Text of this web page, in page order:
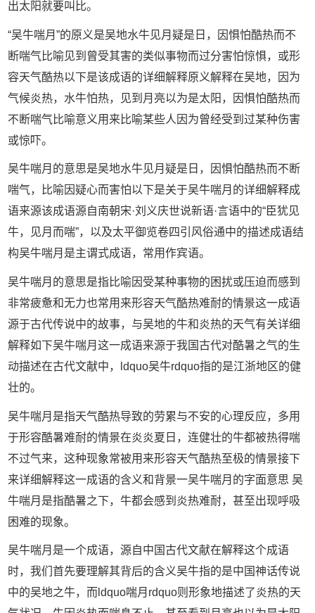
出太阳就要叫比。
“吴牛喘月”的原义是吴地水牛见月疑是日，因惧怕酷热而不
断喘气比喻见到曾受其害的类似事物而过分害怕惊惧，或形
容天气酷热以下是该成语的详细解释原义解释在吴地，因为
气候炎热，水牛怕热，见到月亮以为是太阳，因惧怕酷热而
不断喘气比喻意义用来比喻某些人因为曾经受到过某种伤害
或惊吓。
吴牛喘月的意思是吴地水牛见月疑是日，因惧怕酷热而不断
喘气，比喻因疑心而害怕以下是关于吴牛喘月的详细解释成
语来源该成语源自南朝宋·刘义庆世说新语·言语中的“臣犹见
牛，见月而喘”，以及太平御览卷四引风俗通中的描述成语结
构吴牛喘月是主谓式成语，常用作宾语。
吴牛喘月的意思是指比喻因受某种事物的困扰或压迫而感到
非常疲惫和无力也常用来形容天气酷热难耐的情景这一成语
源于古代传说中的故事，与吴地的牛和炎热的天气有关详细
解释如下吴牛喘月这一成语来源于我国古代对酷暑之气的生
动描述在古代文献中，ldquo吴牛rdquo指的是江浙地区的健
壮的。
吴牛喘月是指天气酷热导致的劳累与不安的心理反应，多用
于形容酷暑难耐的情景在炎炎夏日，连健壮的牛都被热得喘
不过气来，这种现象常被用来形容天气酷热至极的情景接下
来详细解释这一成语的含义和背景一吴牛喘月的字面意思 吴
牛喘月是指酷暑之下，牛都会感到炎热难耐，甚至出现呼吸
困难的现象。
吴牛喘月是一个成语，源自中国古代文献在解释这个成语
时，我们首先要理解其背后的含义吴牛指的是中国神话传说
中的吴地之牛，而ldquo喘月rdquo则形象地描述了炎热的天